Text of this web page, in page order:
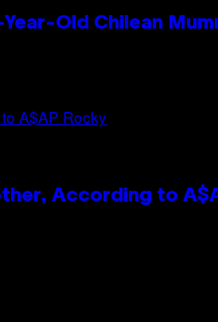
Old Chilean
According to